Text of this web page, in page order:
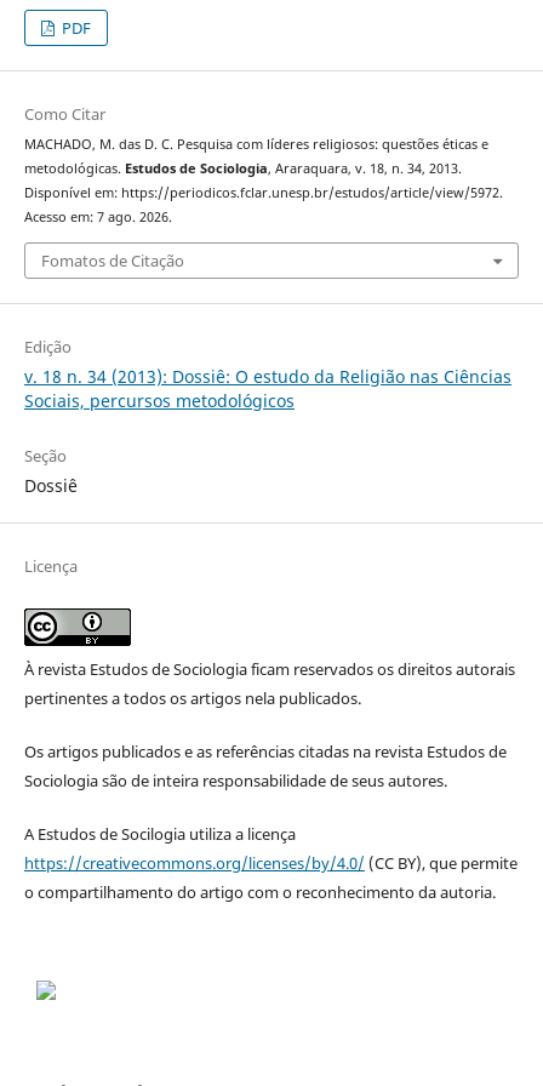
PDF
Como Citar
MACHADO, M. das D. C. Pesquisa com líderes religiosos: questões éticas e
metodológicas. Estudos de Sociologia, Araraquara, v. 18, n. 34, 2013.
Disponível em: https://periodicos.fclar.unesp.br/estudos/article/view/5972.
Acesso em: 7 ago. 2026.
Fomatos de Citação
Edição
v. 18 n. 34 (2013): Dossiê: O estudo da Religião nas Ciências
Sociais, percursos metodológicos
Seção
Dossiê
Licença
À revista Estudos de Sociologia ficam reservados os direitos autorais
pertinentes a todos os artigos nela publicados.
Os artigos publicados e as referências citadas na revista Estudos de
Sociologia são de inteira responsabilidade de seus autores.
A Estudos de Socilogia utiliza a licença
https://creativecommons.org/licenses/by/4.0/ (CC BY), que permite
o compartilhamento do artigo com o reconhecimento da autoria.